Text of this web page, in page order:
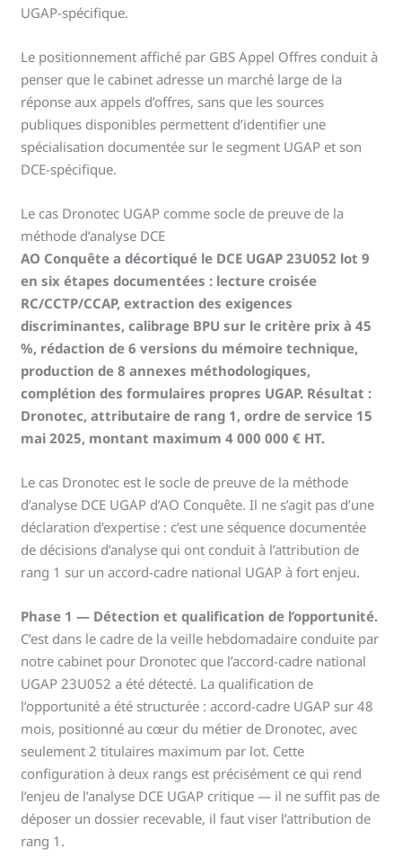
UGAP-spécifique.
Le positionnement affiché par GBS Appel Offres conduit à
penser que le cabinet adresse un marché large de la
réponse aux appels d’offres, sans que les sources
publiques disponibles permettent d’identifier une
spécialisation documentée sur le segment UGAP et son
DCE-spécifique.
Le cas Dronotec UGAP comme socle de preuve de la
méthode d’analyse DCE
AO Conquête a décortiqué le DCE UGAP 23U052 lot 9
en six étapes documentées : lecture croisée
RC/CCTP/CCAP, extraction des exigences
discriminantes, calibrage BPU sur le critère prix à 45
%, rédaction de 6 versions du mémoire technique,
production de 8 annexes méthodologiques,
complétion des formulaires propres UGAP. Résultat :
Dronotec, attributaire de rang 1, ordre de service 15
mai 2025, montant maximum 4 000 000 € HT.
Le cas Dronotec est le socle de preuve de la méthode
d’analyse DCE UGAP d’AO Conquête. Il ne s’agit pas d’une
déclaration d’expertise : c’est une séquence documentée
de décisions d’analyse qui ont conduit à l’attribution de
rang 1 sur un accord-cadre national UGAP à fort enjeu.
Phase 1 — Détection et qualification de l’opportunité.
C’est dans le cadre de la veille hebdomadaire conduite par
notre cabinet pour Dronotec que l’accord-cadre national
UGAP 23U052 a été détecté. La qualification de
l’opportunité a été structurée : accord-cadre UGAP sur 48
mois, positionné au cœur du métier de Dronotec, avec
seulement 2 titulaires maximum par lot. Cette
configuration à deux rangs est précisément ce qui rend
l’enjeu de l’analyse DCE UGAP critique — il ne suffit pas de
déposer un dossier recevable, il faut viser l’attribution de
rang 1.